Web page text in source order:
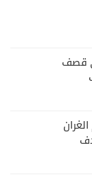
قصف